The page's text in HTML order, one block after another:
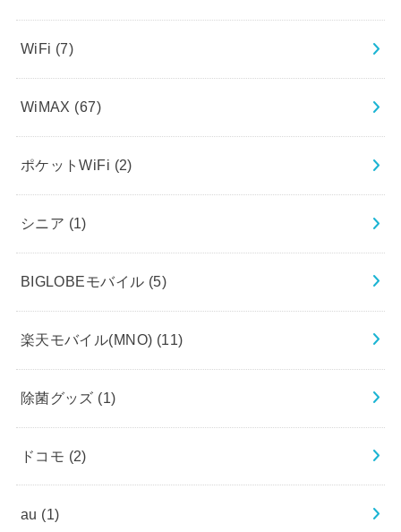
WiFi (7)
WiMAX (67)
ポケットWiFi (2)
シニア (1)
BIGLOBEモバイル (5)
楽天モバイル(MNO) (11)
除菌グッズ (1)
ドコモ (2)
au (1)